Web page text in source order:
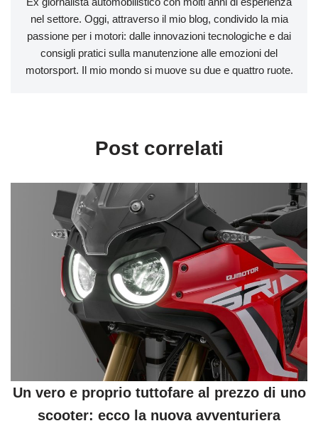
nel settore. Oggi, attraverso il mio blog, condivido la mia
passione per i motori: dalle innovazioni tecnologiche e dai
consigli pratici sulla manutenzione alle emozioni del
motorsport. Il mio mondo si muove su due e quattro ruote.
Post correlati
Un vero e proprio tuttofare al prezzo di uno
scooter: ecco la nuova avventuriera